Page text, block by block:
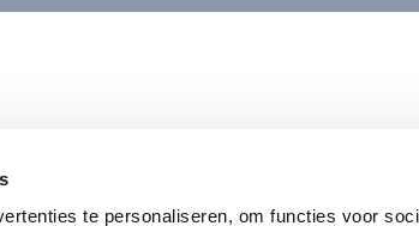
te personaliseren, om functies voor